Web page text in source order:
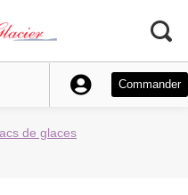
Commander
de glaces